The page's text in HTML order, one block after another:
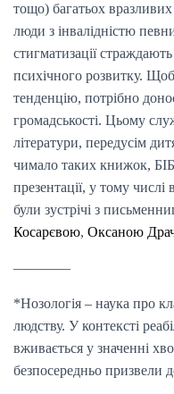
тощо) багатьох
люди з інвалідністю
стигматизації
психічного розвитку.
тенденцію, потрібно
громадськості. Цьому
літератури, передусім
чимало таких книжок,
презентації, у тому
були зустрічі з
Косарєвою, Оксаною
————
*Нозологія – наука про
людству. У контексті
вживається у значенні
безпосередньо призвели